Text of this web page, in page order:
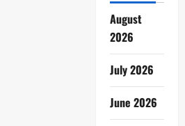
August
2026
July 2026
June 2026